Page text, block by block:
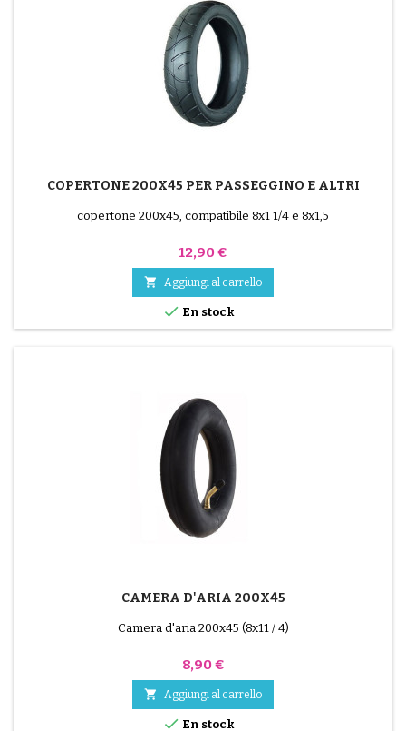
COPERTONE 200X45 PER PASSEGGINO E ALTRI
copertone 200x45, compatibile 8x1 1/4 e 8x1,5
Prezzo
12,90 €
 Aggiungi al carrello
 En stock
CAMERA D'ARIA 200X45
Camera d'aria 200x45 (8x11 / 4)
Prezzo
8,90 €
 Aggiungi al carrello
 En stock